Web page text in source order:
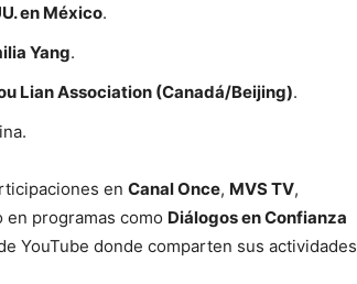
en México.
Yang.
Lian Association (Canadá/Beijing).
en Canal Once, MVS TV,
en programas como Diálogos en Confianza
YouTube donde comparten sus actividades